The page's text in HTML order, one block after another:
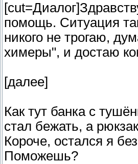
помощь. Ситуация
никого не трогаю,
химеры", и достаю
[далее]
Как тут банка с
стал бежать, а
Короче, остался я
Поможешь?